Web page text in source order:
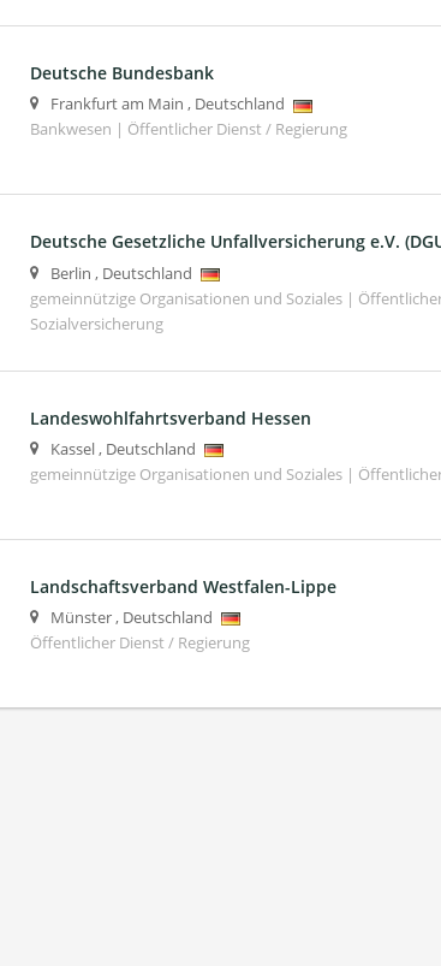
Deutsche Bundesbank
Frankfurt am Main , Deutschland
Bankwesen | Öffentlicher Dienst / Regierung
Deutsche Gesetzliche Unfallversicherung e.V.
Berlin , Deutschland
gemeinnützige Organisationen und Soziales |
Sozialversicherung
Landeswohlfahrtsverband Hessen
Kassel, Deutschland
gemeinnützige Organisationen und Soziales |
Landschaftsverband Westfalen-Lippe
Münster, Deutschland
Öffentlicher Dienst / Regierung